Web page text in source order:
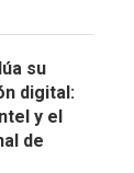
su
digital:
y el
de